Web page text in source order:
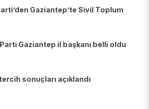
Gaziantep’te Sivil Toplum
Gaziantep il başkanı belli oldu
sonuçları açıklandı